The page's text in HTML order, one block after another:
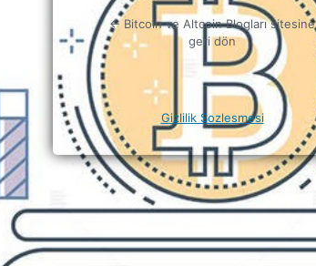
← Bitcoin ve Altcoin Blogları sitesine
geri dön
Gizlilik Sozlesmesi